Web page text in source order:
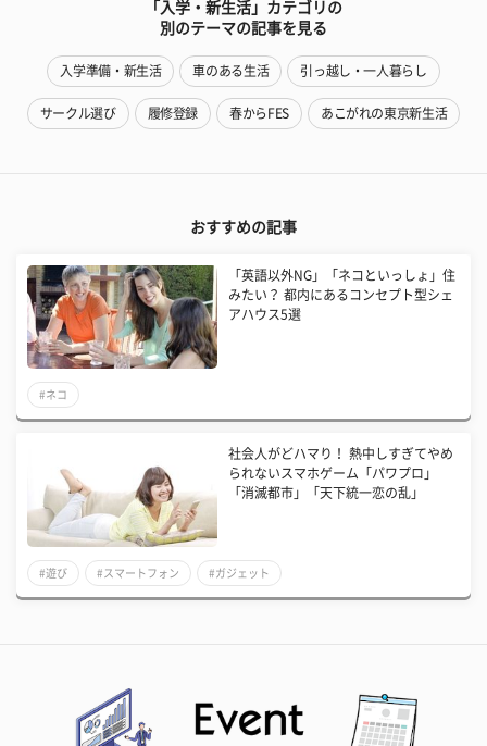
「入学・新生活」カテゴリの
別のテーマの記事を見る
入学準備・新生活 車のある生活 引っ越し・一人暮らし
サークル選び 履修登録 春からFES あこがれの東京新生活
おすすめの記事
「英語以外NG」「ネコといっしょ」住
みたい？ 都内にあるコンセプト型シェ
アハウス5選
#ネコ
社会人がどハマり！ 熱中しすぎてやめ
られないスマホゲーム「パワプロ」
「消滅都市」「天下統一恋の乱」
#遊び #スマートフォン #ガジェット